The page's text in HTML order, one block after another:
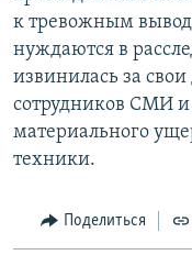
к тревожным
нуждаются в
извинилась за
сотрудников СМИ
материального
техники.
Поделиться